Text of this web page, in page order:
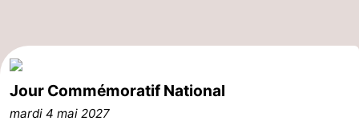
Jour Commémoratif National
mardi 4 mai 2027